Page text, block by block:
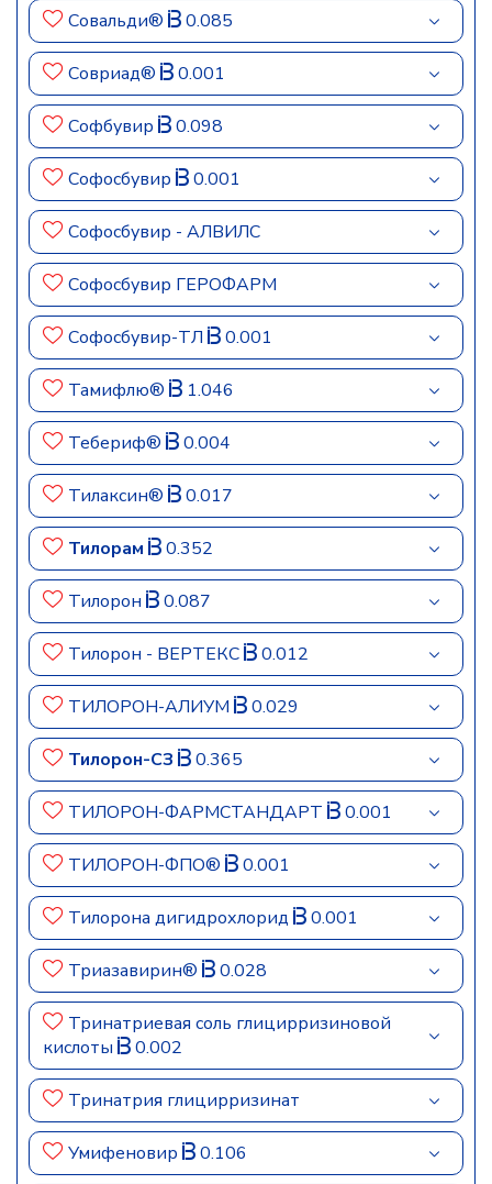
Совальди® 0.085
Совриад® 0.001
Софбувир 0.098
Софосбувир 0.001
Софосбувир - АЛВИЛС
Софосбувир ГЕРОФАРМ
Софосбувир-ТЛ 0.001
Тамифлю® 1.046
Тебериф® 0.004
Тилаксин® 0.017
Тилорам 0.352
Тилорон 0.087
Тилорон - ВЕРТЕКС 0.012
ТИЛОРОН-АЛИУМ 0.029
Тилорон-СЗ 0.365
ТИЛОРОН-ФАРМСТАНДАРТ 0.001
ТИЛОРОН-ФПО® 0.001
Тилорона дигидрохлорид 0.001
Триазавирин® 0.028
Тринатриевая соль глицирризиновой
кислоты
0.002
Тринатрия глицирризинат
Умифеновир 0.106